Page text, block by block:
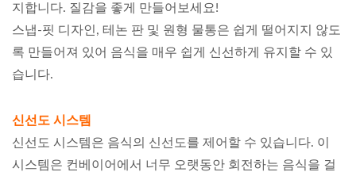
지합니다. 질감을 좋게 만들어보세요!
스냅-핏 디자인, 테논 판 및 원형 물통은 쉽게 떨어지지 않도
록 만들어져 있어 음식을 매우 쉽게 신선하게 유지할 수 있
습니다.
신선도 시스템
신선도 시스템은 음식의 신선도를 제어할 수 있습니다. 이
시스템은 컨베이어에서 너무 오랫동안 회전하는 음식을 걸